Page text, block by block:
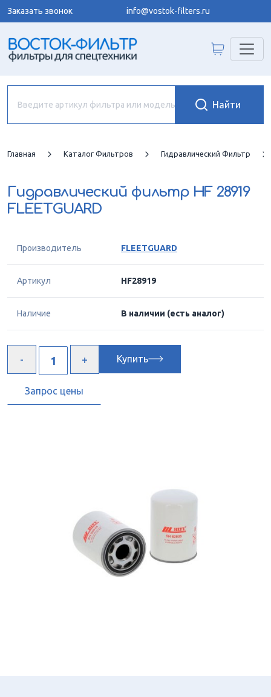
Заказать звонок info@vostok-filters.ru
Главная Каталог Фильтров Гидравлический Фильтр
Гидравлический фильтр HF 28919
FLEETGUARD
Производитель FLEETGUARD
Артикул HF28919
Наличие В наличии (есть аналог)
Купить
Запрос цены